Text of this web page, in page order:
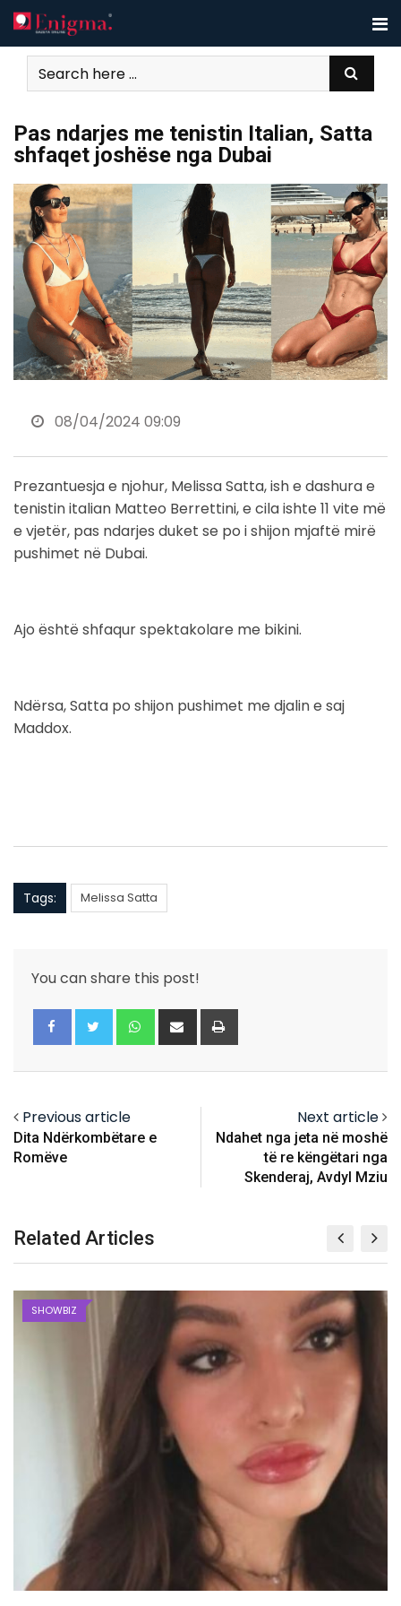
Skip
to
content
Pas ndarjes me tenistin Italian, Satta
shfaqet joshëse nga Dubai
08/04/2024 09:09
Prezantuesja e njohur, Melissa Satta, ish e dashura e
tenistin italian Matteo Berrettini, e cila ishte 11 vite më
e vjetër, pas ndarjes duket se po i shijon mjaftë mirë
pushimet në Dubai.
Ajo është shfaqur spektakolare me bikini.
Ndërsa, Satta po shijon pushimet me djalin e saj
Maddox.
Tags: Melissa Satta
You can share this post!
Whatsapp
Share
via
Previous article
​Dita Ndërkombëtare e
Romëve
Next article
Ndahet nga jeta në moshë
të re këngëtari nga
Skenderaj, Avdyl Mziu
Related Articles
SHOWBIZ